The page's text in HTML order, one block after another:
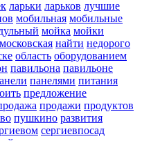
ларьки ларьков лучшие
мобильная мобильные
мойка мойки
московская найти недорого
область оборудованием
павильона павильоне
панелями питания
предложение
продажи продуктов
пушкино развития
сергиевпосад